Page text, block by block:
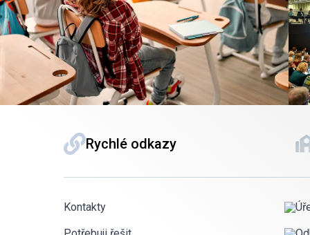
Rychlé odkazy
Kontakty